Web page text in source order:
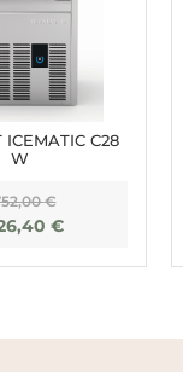
ICEMATIC C28
W
€
€